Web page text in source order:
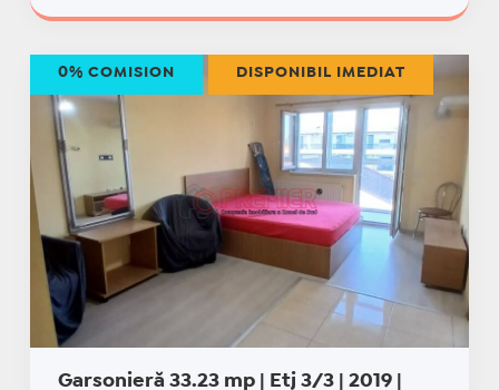
Garsonieră 33.23 mp | Etj 3/3 | 2019 |
0% COMISION DISPONIBIL IMEDIAT